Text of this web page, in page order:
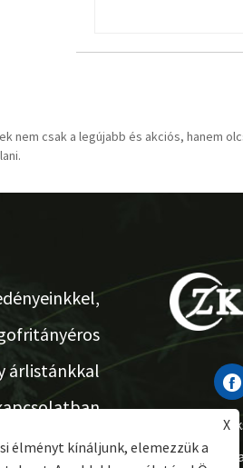
nem csak a legújabb és akciós, hanem
árlistánkkal
órán belül
X
élményt kínáljunk, elemezzük a